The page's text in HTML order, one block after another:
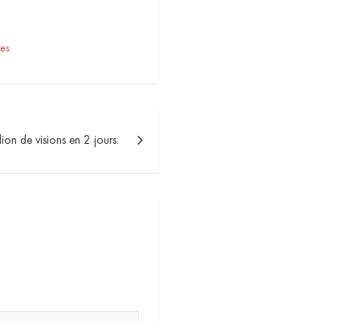
de visions en 2 jours.